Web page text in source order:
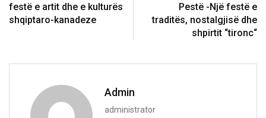
festë e artit dhe e kulturës
shqiptaro-kanadeze
Pestë -Një festë e
traditës, nostalgjisë dhe
shpirtit “tironc“
Admin
administrator